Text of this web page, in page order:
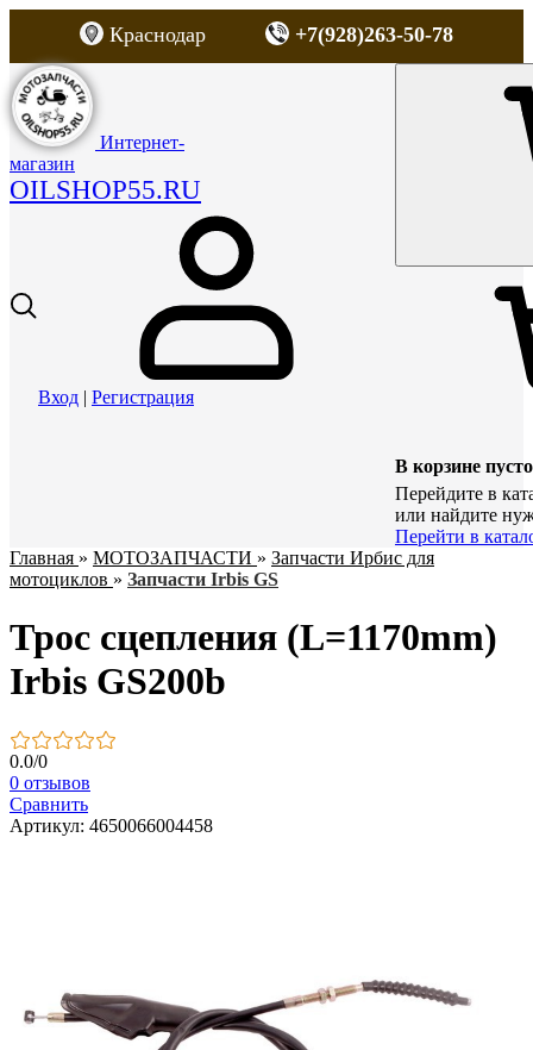
Краснодар +7(928)263-50-78
Интернет-
магазин
OILSHOP55.RU
Вход | Регистрация
В корзине пусто
Перейдите в
или найдите
Перейти в
Главная » МОТОЗАПЧАСТИ » Запчасти Ирбис для
мотоциклов » Запчасти Irbis GS
Трос сцепления (L=1170mm)
Irbis GS200b
0.0/0
0 отзывов
Сравнить
Артикул: 4650066004458